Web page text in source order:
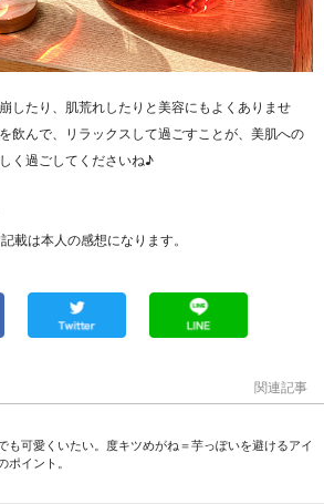
したり、肌荒れしたりと美容にもよくありませ
飲んで、リラックスして過ごすことが、美肌への
く過ごしてくださいね♪
は本人の感想になります。
関連記事
も可愛くいたい。度キツめがね＝芋っぽいを避けるアイ
ポイント。